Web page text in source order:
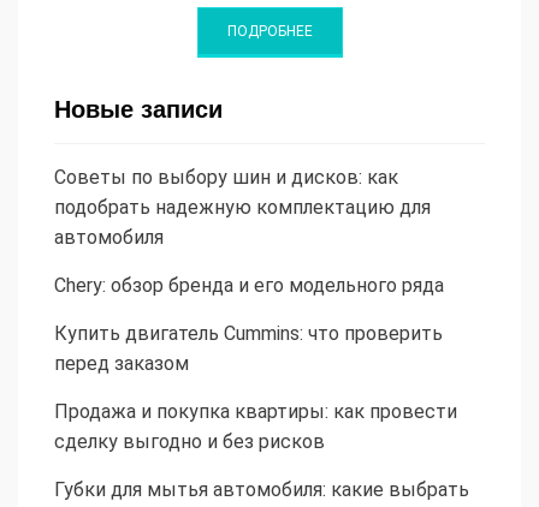
Новые записи
Советы по выбору шин и дисков: как
подобрать надежную комплектацию для
автомобиля
Chery: обзор бренда и его модельного ряда
Купить двигатель Cummins: что проверить
перед заказом
Продажа и покупка квартиры: как провести
сделку выгодно и без рисков
Губки для мытья автомобиля: какие выбрать